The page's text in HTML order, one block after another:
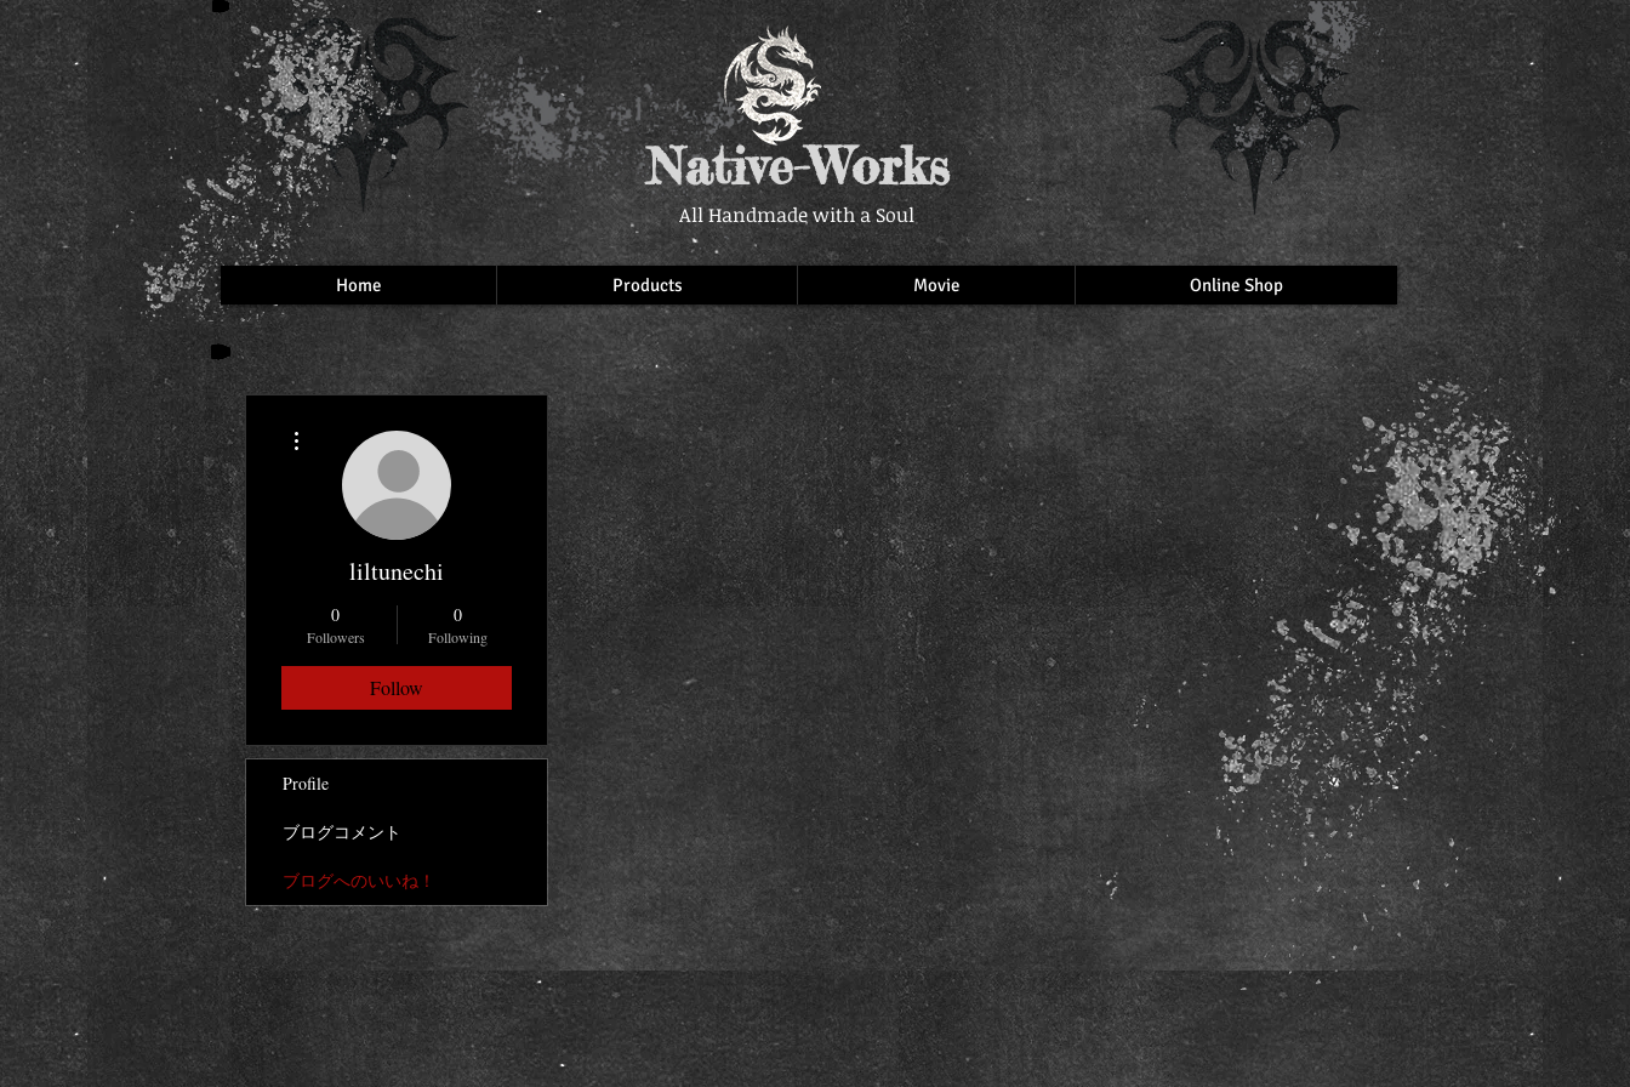
All Handmade with a Soul
Native-Works
Home Products Movie Online Shop
liltunechi
0
Followers
0
Following
Follow
Profile
ブログコメント
ブログへのいいね！